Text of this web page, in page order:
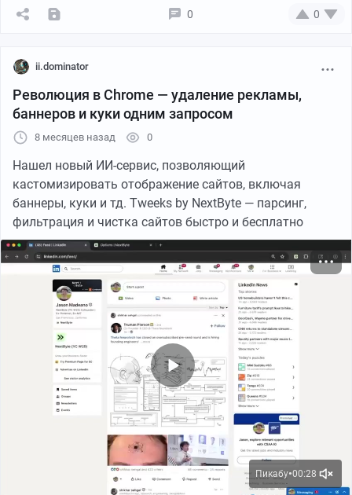
ссылки для рекламы канала в TgAds. Таргетологам
довольно часто приходится делать пригласительные
ссылки, чтобы видеть, что за люди по ним приходят.
Это рутинная задачи ...
Есть таблица с медиапланом, где все размеченные
ссылки. Их остается только сделать. Даем задание
агенту, описываем подробно процесс и получаем
результат:
Первый тест
Создание одной ссылки + заполнение меток, все
отлично работает
Второй тест
Создание 10 ссылок с порядковым номером, тоже все
А что можно сделать еще ❔
0 0
ii.dominator
Революция в Chrome — удаление рекламы,
баннеров и куки одним запросом
8 месяцев назад 0
Нашел новый ИИ-сервис, позволяющий
кастомизировать отображение сайтов, включая
баннеры, куки и тд. Tweeks by NextByte — парсинг,
фильтрация и чистка сайтов быстро и бесплатно
Пикабу●00:28